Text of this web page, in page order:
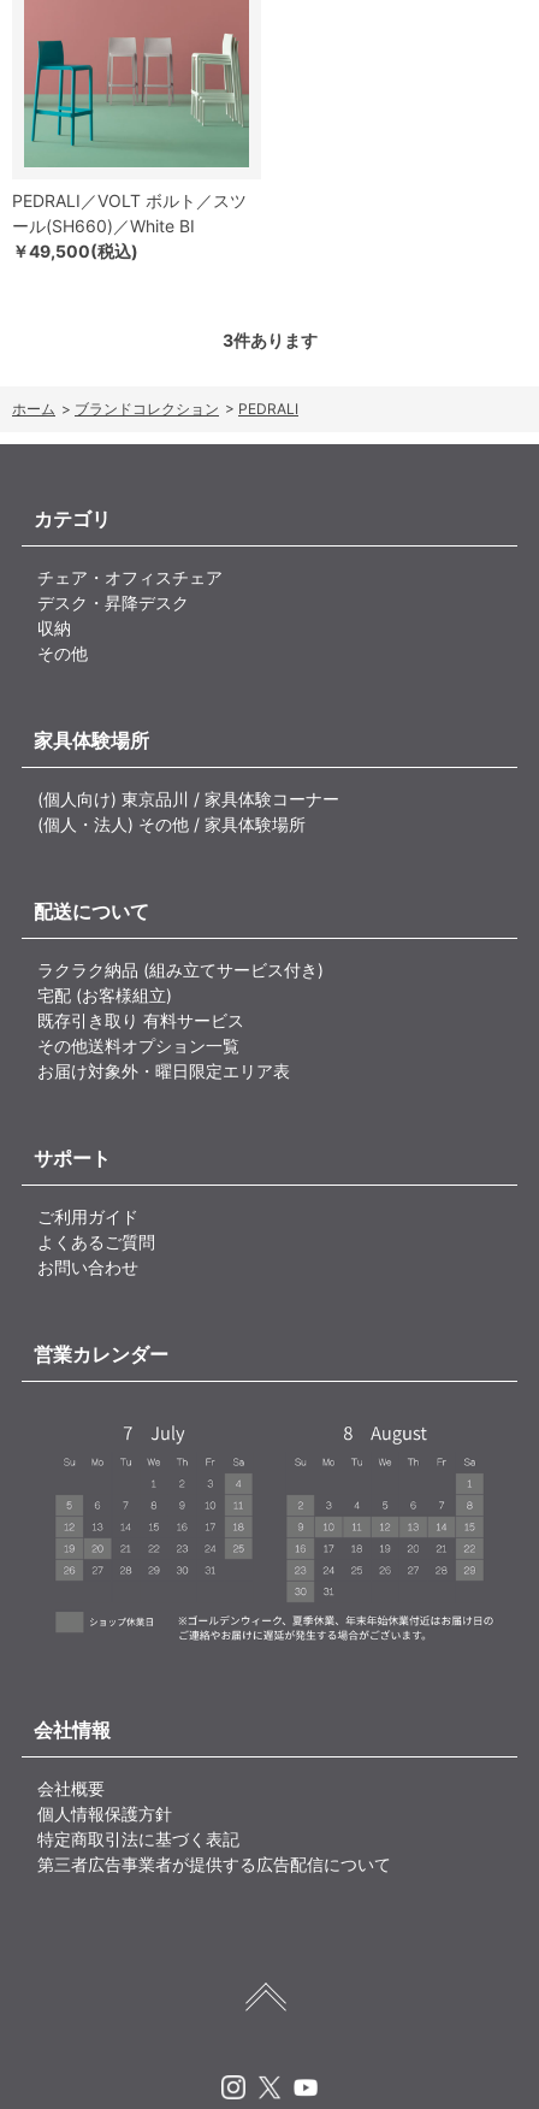
PEDRALI／VOLT ボルト／スツ
ール(SH660)／White BI
￥49,500(税込)
3件あります
ホーム > ブランドコレクション > PEDRALI
カテゴリ
チェア・オフィスチェア
デスク・昇降デスク
収納
その他
家具体験場所
(個人向け) 東京品川 / 家具体験コーナー
(個人・法人) その他 / 家具体験場所
配送について
ラクラク納品 (組み立てサービス付き)
宅配 (お客様組立)
既存引き取り 有料サービス
その他送料オプション一覧
お届け対象外・曜日限定エリア表
サポート
ご利用ガイド
よくあるご質問
お問い合わせ
営業カレンダー
会社情報
会社概要
個人情報保護方針
特定商取引法に基づく表記
第三者広告事業者が提供する広告配信について